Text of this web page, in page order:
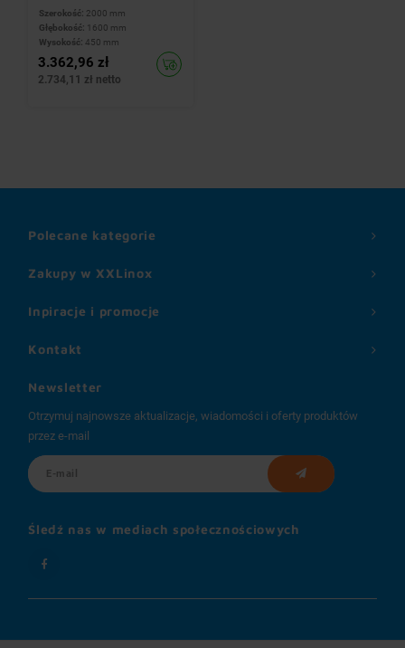
Szerokość: 2000 mm
Głębokość: 1600 mm
Wysokość: 450 mm
3.362,96 zł
2.734,11 zł netto
Zakupy w XXLinox
Inpiracje i promocje
Polecane kategorie
Kontakt
Newsletter
Otrzymuj najnowsze aktualizacje, wiadomości i oferty produktów
przez e-mail
Śledź nas w mediach społecznościowych